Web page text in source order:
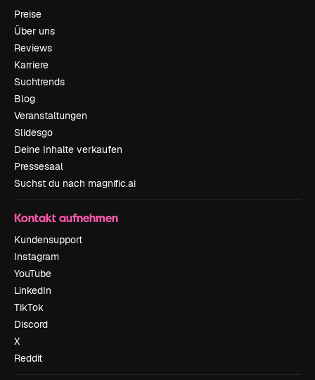
Preise
Über uns
Reviews
Karriere
Suchtrends
Blog
Veranstaltungen
Slidesgo
Deine Inhalte verkaufen
Pressesaal
Suchst du nach magnific.ai
Kontakt aufnehmen
Kundensupport
Instagram
YouTube
LinkedIn
TikTok
Discord
X
Reddit